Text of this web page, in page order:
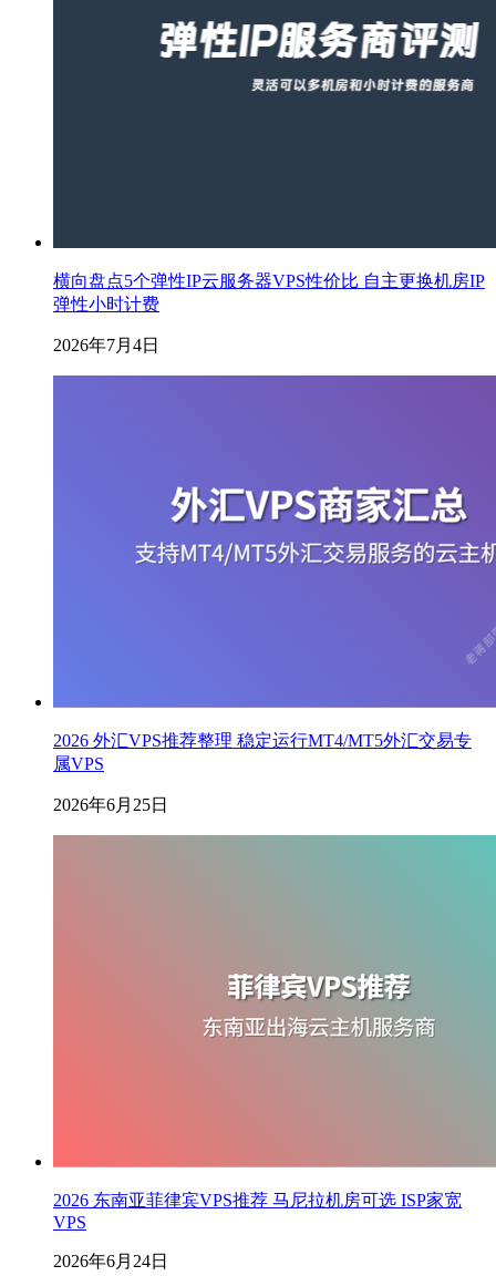
横向盘点5个弹性IP云服务器VPS性价比 自主更换机房IP
弹性小时计费
2026年7月4日
2026 外汇VPS推荐整理 稳定运行MT4/MT5外汇交易专
属VPS
2026年6月25日
2026 东南亚菲律宾VPS推荐 马尼拉机房可选 ISP家宽
VPS
2026年6月24日